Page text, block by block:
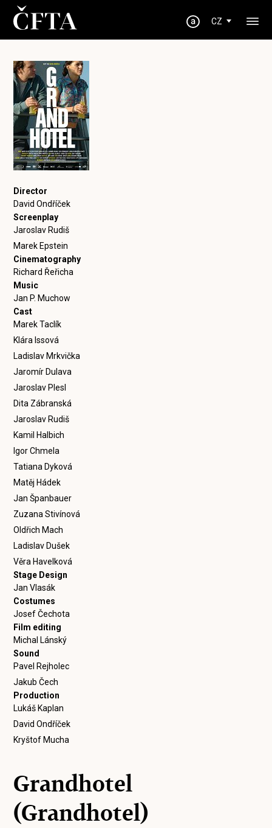
CZ
Director
David Ondříček
Screenplay
Jaroslav Rudiš
Marek Epstein
Cinematography
Richard Řeřicha
Music
Jan P. Muchow
Cast
Marek Taclík
Klára Issová
Ladislav Mrkvička
Jaromír Dulava
Jaroslav Plesl
Dita Zábranská
Jaroslav Rudiš
Kamil Halbich
Igor Chmela
Tatiana Dyková
Matěj Hádek
Jan Španbauer
Zuzana Stivínová
Oldřich Mach
Ladislav Dušek
Věra Havelková
Stage Design
Jan Vlasák
Costumes
Josef Čechota
Film editing
Michal Lánský
Sound
Pavel Rejholec
Jakub Čech
Production
Lukáš Kaplan
David Ondříček
Kryštof Mucha
Grandhotel
(Grandhotel)